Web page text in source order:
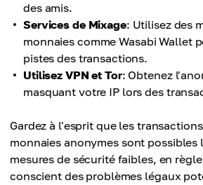
des amis.
Services de Mixage: Utilisez des
monnaies comme Wasabi Wallet
pistes des transactions.
Utilisez VPN et Tor: Obtenez
masquant votre IP lors des
Gardez à l'esprit que les
monnaies anonymes sont possibles
mesures de sécurité faibles, en
conscient des problèmes légaux